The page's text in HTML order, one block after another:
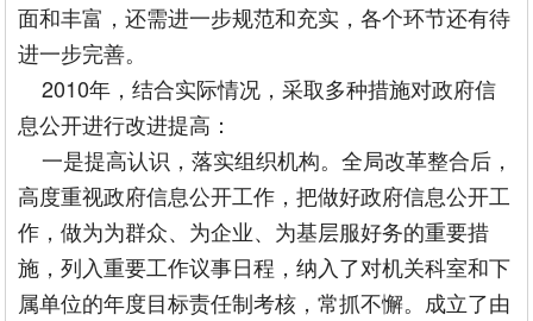
面和丰富，还需进一步规范和充实，各个环节还有待
进一步完善。
2010年，结合实际情况，采取多种措施对政府信
息公开进行改进提高：
一是提高认识，落实组织机构。全局改革整合后，
高度重视政府信息公开工作，把做好政府信息公开工
作，做为为群众、为企业、为基层服好务的重要措
施，列入重要工作议事日程，纳入了对机关科室和下
属单位的年度目标责任制考核，常抓不懈。成立了由